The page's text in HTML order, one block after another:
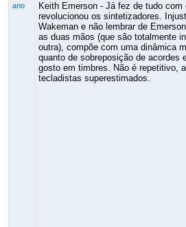
ano
Keith Emerson - Já fez de tudo
revolucionou os sintetizadores.
Wakeman e não lembrar de
as duas mãos (que são totalmente
outra), compõe com uma dinâmica
quanto de sobreposição de acordes
gosto em timbres. Não é repetitivo,
tecladistas superestimados.